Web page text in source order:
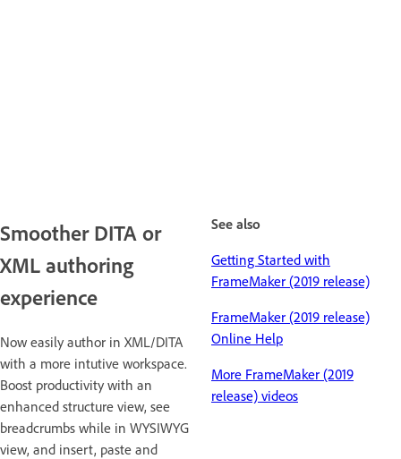
Smoother DITA or
XML authoring
experience
Now easily author in XML/DITA
with a more intutive workspace.
Boost productivity with an
enhanced structure view, see
breadcrumbs while in WYSIWYG
view, and insert, paste and
See also
Getting Started with
FrameMaker (2019 release)
FrameMaker (2019 release)
Online Help
More FrameMaker (2019
release) videos